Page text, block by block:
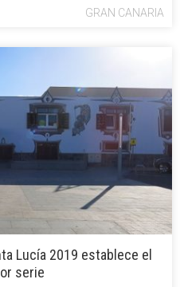
GRAN CANARIA
Lucía 2019 establece el
serie